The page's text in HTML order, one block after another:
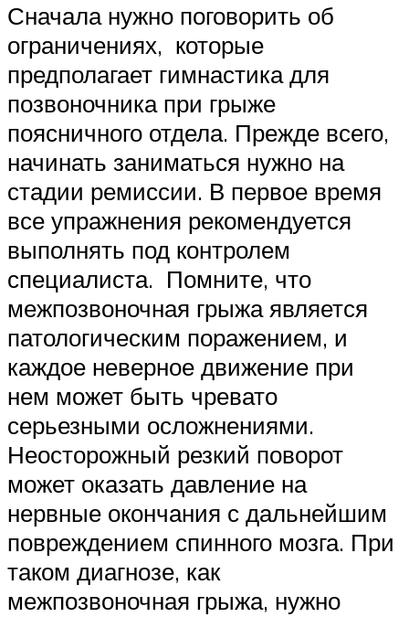
Сначала нужно поговорить об
ограничениях, которые
предполагает гимнастика для
позвоночника при грыже
поясничного отдела. Прежде всего,
начинать заниматься нужно на
стадии ремиссии. В первое время
все упражнения рекомендуется
выполнять под контролем
специалиста. Помните, что
межпозвоночная грыжа является
патологическим поражением, и
каждое неверное движение при
нем может быть чревато
серьезными осложнениями.
Неосторожный резкий поворот
может оказать давление на
нервные окончания с дальнейшим
повреждением спинного мозга. При
таком диагнозе, как
межпозвоночная грыжа, нужно